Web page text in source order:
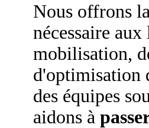
Nous offrons
nécessaire
mobilisation,
d'optimisation
des équipes
aidons à